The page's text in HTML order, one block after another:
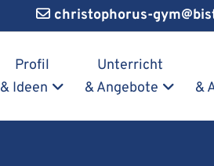
christophorus-
Profil
& Ideen
Unterricht
& Angebote
&